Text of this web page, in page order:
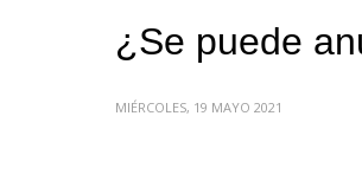
¿Se puede
MIÉRCOLES, 19 MAYO 2021